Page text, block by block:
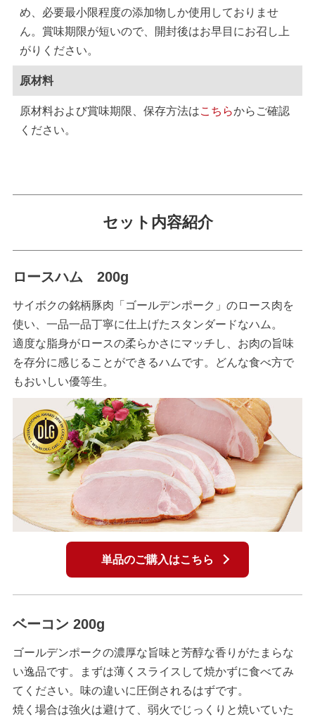
め、必要最小限程度の添加物しか使用しておりませ
ん。賞味期限が短いので、開封後はお早目にお召し上
がりください。
原材料
原材料および賞味期限、保存方法はこちらからご確認
ください。
セット内容紹介
ロースハム 200g
サイボクの銘柄豚肉「ゴールデンポーク」のロース肉を
使い、一品一品丁寧に仕上げたスタンダードなハム。
適度な脂身がロースの柔らかさにマッチし、お肉の旨味
を存分に感じることができるハムです。どんな食べ方で
もおいしい優等生。
単品のご購入はこちら
ベーコン 200g
ゴールデンポークの濃厚な旨味と芳醇な香りがたまらな
い逸品です。まずは薄くスライスして焼かずに食べてみ
てください。味の違いに圧倒されるはずです。
焼く場合は強火は避けて、弱火でじっくりと焼いていた